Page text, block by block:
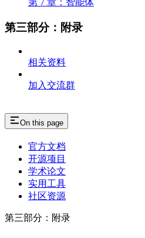
第 7 章：智能体
第三部分：附录
相关资料
加入交流群
On this page
官方文档
开源项目
学术论文
实用工具
社区资源
第三部分：附录